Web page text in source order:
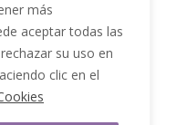
más
aceptar todas las
su uso en
clic en el
EMPLEO